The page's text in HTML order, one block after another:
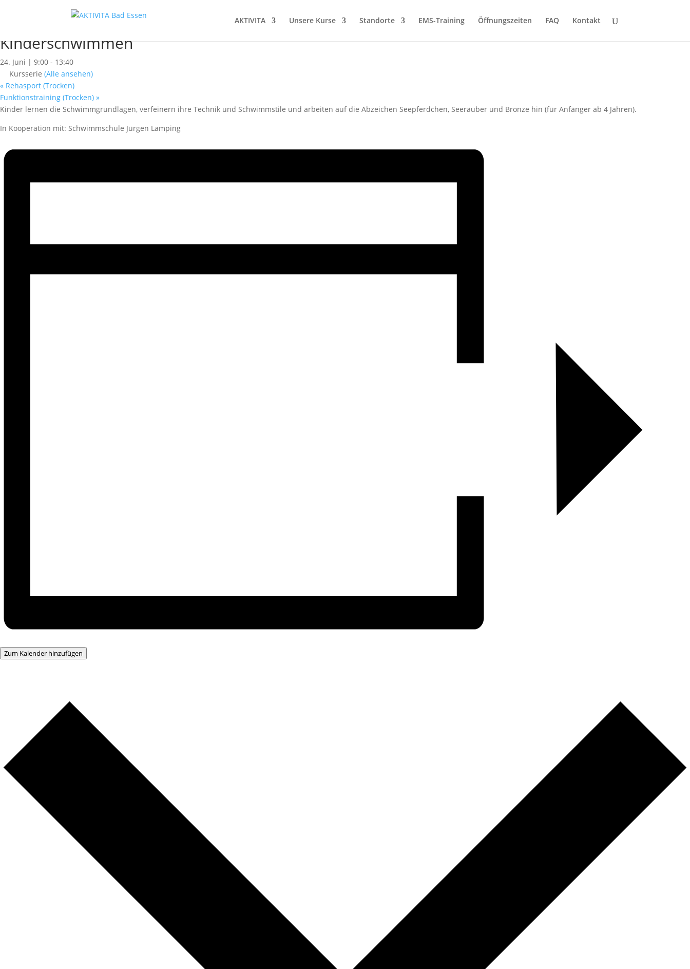
AKTIVITA Unsere Kurse Standorte EMS-Training Öffnungszeiten FAQ Kontakt
Kinderschwimmen
24. Juni | 9:00 - 13:40
Kursserie (Alle ansehen)
« Rehasport (Trocken)
Funktionstraining (Trocken) »
Kinder lernen die Schwimmgrundlagen, verfeinern ihre Technik und Schwimmstile und arbeiten auf die Abzeichen Seepferdchen, Seeräuber und Bronze hin (für Anfänger ab 4 Jahren).
In Kooperation mit: Schwimmschule Jürgen Lamping
Zum Kalender hinzufügen